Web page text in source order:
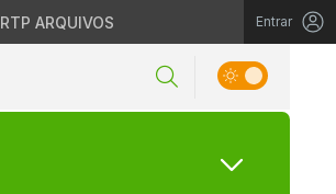
RTP ARQUIVOS Entrar